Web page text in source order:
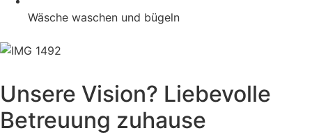
Wäsche waschen und bügeln
Unsere Vision? Liebevolle
Betreuung zuhause